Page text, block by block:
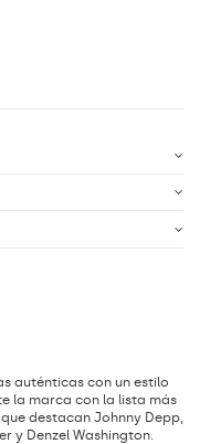
auténticas con un estilo
la marca con la lista más
destacan Johnny Depp,
y Denzel Washington.